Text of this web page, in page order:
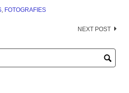
, FOTOGRAFIES
NEXT POST